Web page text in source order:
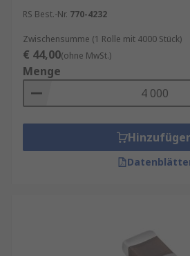
RS Best.-Nr. 770-4232
Zwischensumme (1 Rolle mit 4000 Stück)
€ 44,00(ohne MwSt.)
Menge